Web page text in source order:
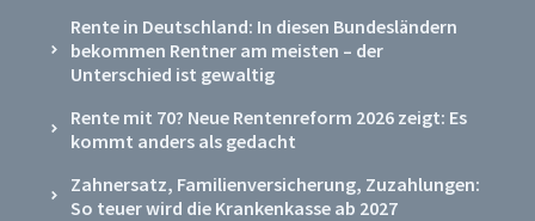
Rente in Deutschland: In diesen Bundesländern
bekommen Rentner am meisten – der
Unterschied ist gewaltig
Rente mit 70? Neue Rentenreform 2026 zeigt: Es
kommt anders als gedacht
Zahnersatz, Familienversicherung, Zuzahlungen:
So teuer wird die Krankenkasse ab 2027